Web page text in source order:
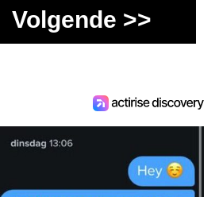
Volgende >>